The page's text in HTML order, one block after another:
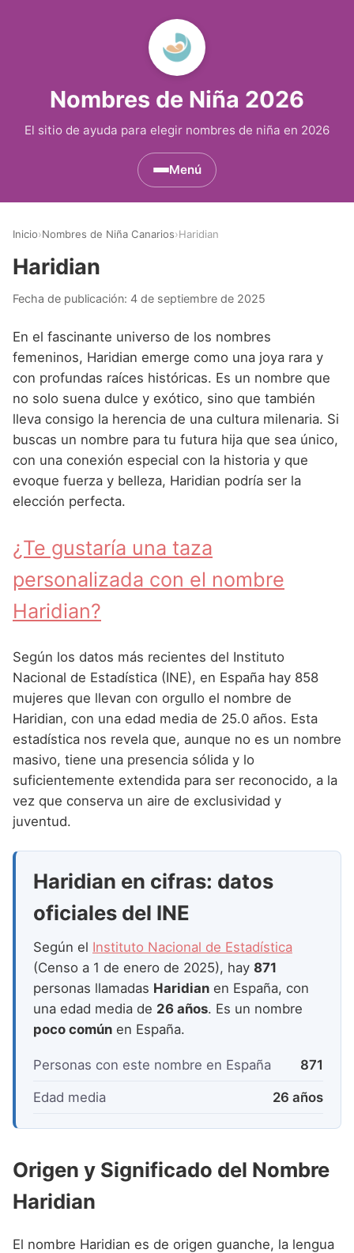
Nombres de Niña 2026
El sitio de ayuda para elegir nombres de niña en 2026
Menú
Nombres de Niña que empiezan por D
Nombres de Niña que empiezan por E
Nombres de Niña que empiezan por F
Nombres de Niña que empiezan por G
Nombres de Niña que empiezan por H
Nombres de Niña que empiezan por I
Nombres de Niña que empiezan por K
Nombres de Niña que empiezan por L
Nombres de Niña que empiezan por M
Nombres de Niña que empiezan por N
Nombres de Niña que empiezan por O
Nombres de Niña que empiezan por P
Nombres de Niña que empiezan por Q
Nombres de Niña que empiezan por R
Nombres de Niña que empiezan por S
Nombres de Niña que empiezan por X
Nombres de Niña que empiezan por Y
Nombres de Niña que empiezan por Z
Nombres de Niña Griegos
Nombres de Niña Mitológicos
Nombres de Niña Romanos
Nombres de Niña Vikingos
Nombres de Niña Americanos
Nombres de Niña Chinos
Nombres de Niña Franceses
Nombres de Niña Hispanoamericanos
Nombres de Niña Ingleses
Nombres de Niña Italianos
Nombres de Niña Rumanos
Nombres de Niña Rusos
Nombres de Niña Suecos
Nombres de Niña Andaluces
Nombres de Niña Aragoneses
Nombres de Niña Asturianos
Nombres de Niña Baleares
Nombres de Niña Canarios
Nombres de Niña Cantabros
Nombres de Niña Castellanos
Nombres de Niña Catalanes
Nombres de Niña Extremeños
Nombres de Niña Madrileños
Nombres de Niña Murcianos
Nombres de Niña Navarros
Nombres de Niña Riojanos
Nombres de Niña Valencianos
Buscar
Inicio›Nombres de Niña Canarios›Haridian
Haridian
Fecha de publicación: 4 de septiembre de 2025
En el fascinante universo de los nombres
femeninos, Haridian emerge como una joya rara y
con profundas raíces históricas. Es un nombre que
no solo suena dulce y exótico, sino que también
lleva consigo la herencia de una cultura milenaria. Si
buscas un nombre para tu futura hija que sea único,
con una conexión especial con la historia y que
evoque fuerza y belleza, Haridian podría ser la
elección perfecta.
¿Te gustaría una taza
personalizada con el nombre
Haridian?
Según los datos más recientes del Instituto
Nacional de Estadística (INE), en España hay 858
mujeres que llevan con orgullo el nombre de
Haridian, con una edad media de 25.0 años. Esta
estadística nos revela que, aunque no es un nombre
masivo, tiene una presencia sólida y lo
suficientemente extendida para ser reconocido, a la
vez que conserva un aire de exclusividad y
juventud.
Haridian en cifras: datos
oficiales del INE
Según el Instituto Nacional de Estadística
(Censo a 1 de enero de 2025), hay 871
personas llamadas Haridian en España, con
una edad media de 26 años. Es un nombre
poco común en España.
Personas con este nombre en España 871
Edad media 26 años
Origen y Significado del Nombre
Haridian
El nombre Haridian es de origen guanche, la lengua